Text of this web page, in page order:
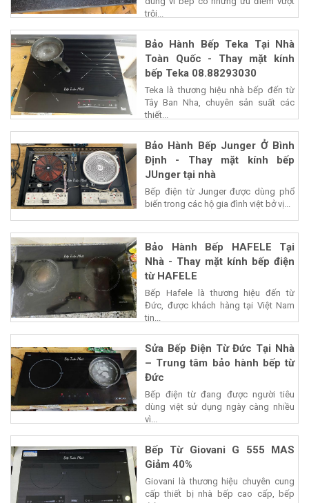
dùng vì bếp có những ưu điểm vượt
trội...
Bảo Hành Bếp Teka Tại Nhà
Toàn Quốc - Thay mặt kính
bếp Teka 08.88293030
Teka là thương hiệu nhà bếp đến từ
Tây Ban Nha, chuyên sản suất các
thiết...
Bảo Hành Bếp Junger Ở Bình
Định - Thay mặt kính bếp
JUnger tại nhà
Bếp điện từ Junger được dùng phổ
biến trong các hộ gia đình việt bở vị...
Bảo Hành Bếp HAFELE Tại
Nhà - Thay mặt kính bếp điện
từ HAFELE
Bếp Hafele là thương hiệu đến từ
Đức, được khách hàng tại Việt Nam
tin...
Sửa Bếp Điện Từ Đức Tại Nhà
– Trung tâm bảo hành bếp từ
Đức
Bếp điện từ đang được người tiêu
dùng việt sử dụng ngày càng nhiều
vì...
Bếp Từ Giovani G 555 MAS
Giảm 40%
Giovani là thương hiệu chuyên cung
cấp thiết bị nhà bếp cao cấp, bếp